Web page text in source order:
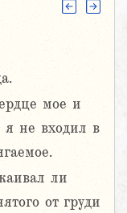
мое и
я не входил в
ли
от груди